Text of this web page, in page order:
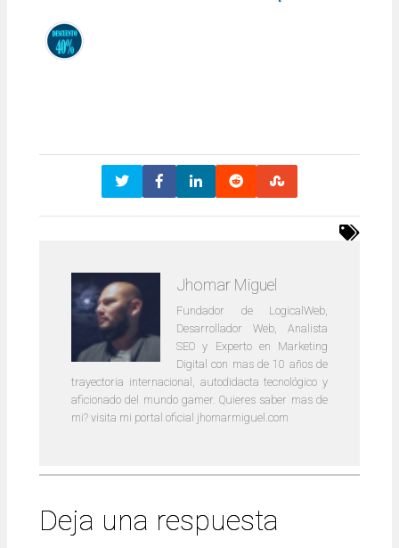
Jhomar Miguel
Fundador de LogicalWeb,
Desarrollador Web, Analista
SEO y Experto en Marketing
Digital con mas de 10 años de
trayectoria internacional, autodidacta tecnológico y
aficionado del mundo gamer. Quieres saber mas de
mi? visita mi portal oficial jhomarmiguel.com
Deja una respuesta